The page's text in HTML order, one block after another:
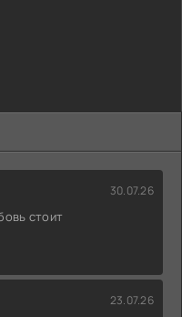
30.07.26
стоит
23.07.26